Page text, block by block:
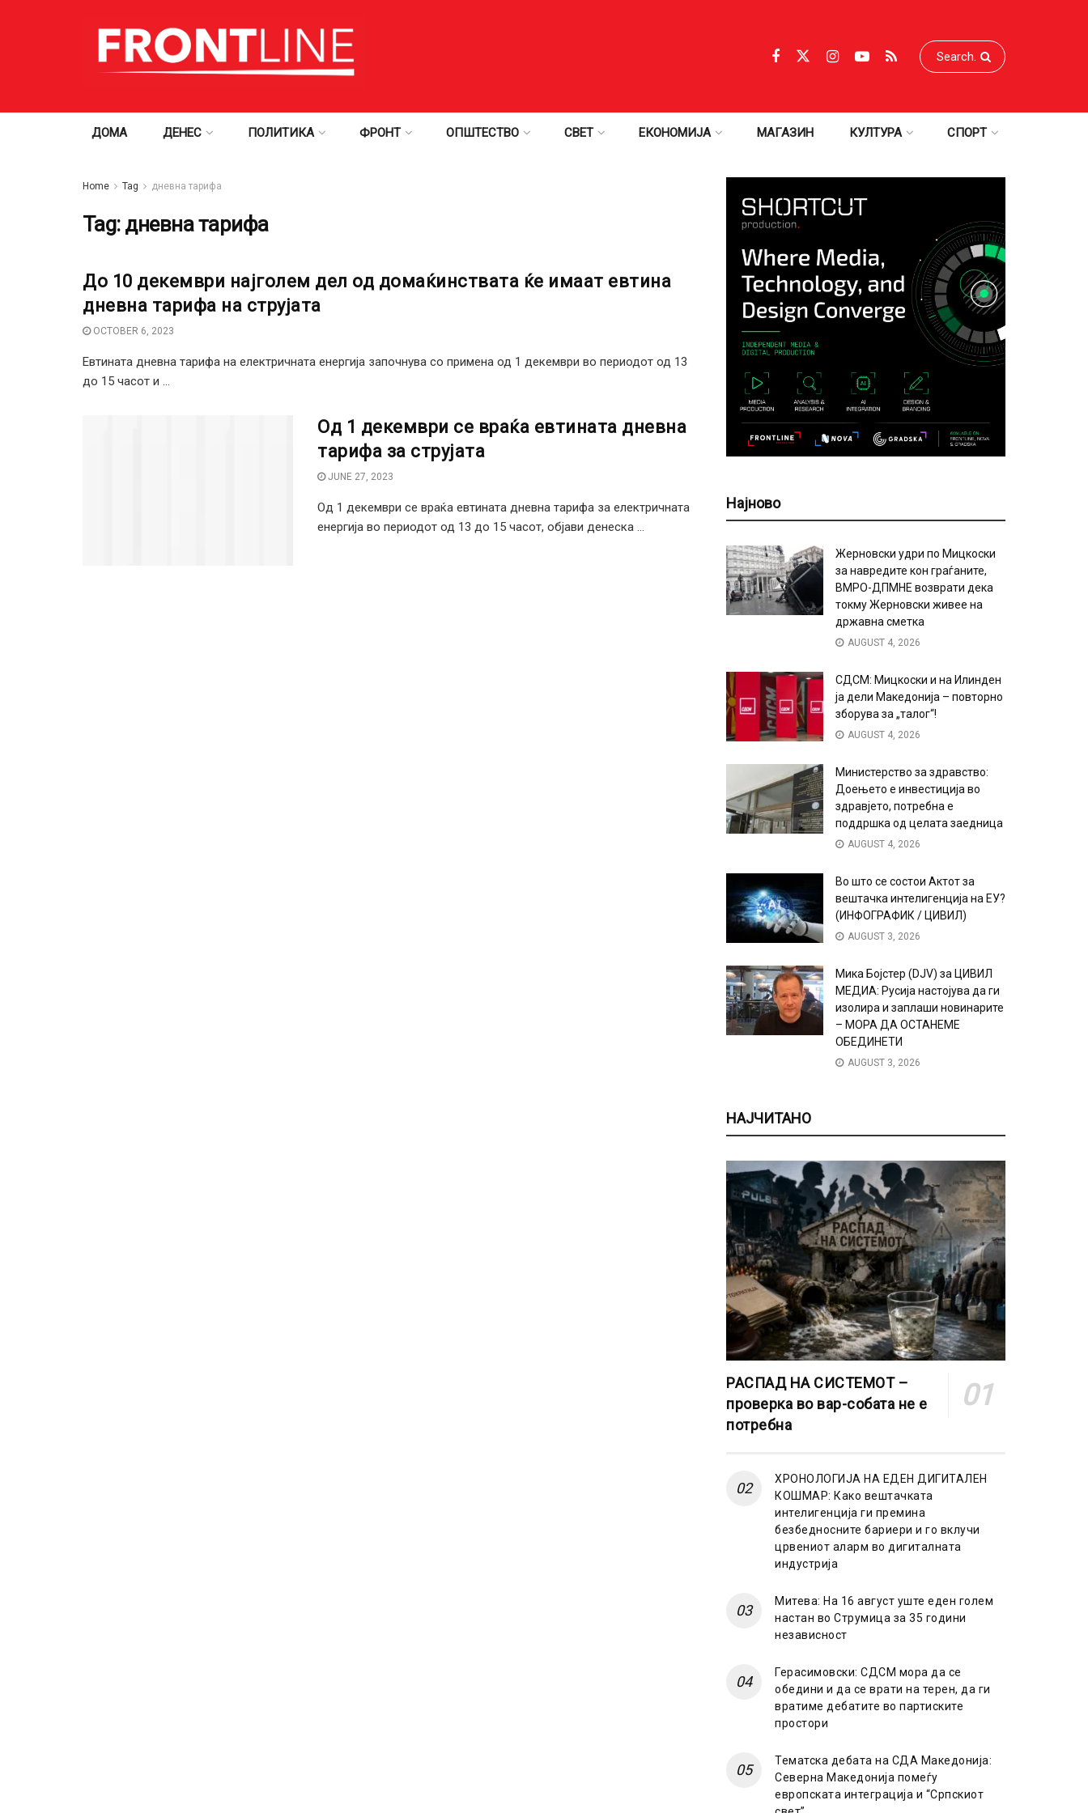
ДОМА ДЕНЕС ПОЛИТИКА ФРОНТ ОПШТЕСТВО СВЕТ ЕКОНОМИЈА МАГАЗИН КУЛТУРА СПОРТ
Home Tag дневна тарифа
Tag: дневна тарифа
До 10 декември најголем дел од домаќинствата ќе имаат евтина
дневна тарифа на струјата
OCTOBER 6, 2023
Евтината дневна тарифа на електричната енергија започнува со примена од 1 декември во периодот од 13
до 15 часот и ...
Од 1 декември се враќа евтината дневна
тарифа за струјата
JUNE 27, 2023
Од 1 декември се враќа евтината дневна тарифа за електричната
енергија во периодот од 13 до 15 часот, објави денеска ...
Најново
Жерновски удри по Мицкоски
за навредите кон граѓаните,
ВМРО-ДПМНЕ возврати дека
токму Жерновски живее на
државна сметка
AUGUST 4, 2026
СДСМ: Мицкоски и на Илинден
ја дели Македонија – повторно
зборува за „талог“!
AUGUST 4, 2026
Министерство за здравство:
Доењето е инвестиција во
здравјето, потребна е
поддршка од целата заедница
AUGUST 4, 2026
Во што се состои Актот за
вештачка интелигенција на ЕУ?
(ИНФОГРАФИК / ЦИВИЛ)
AUGUST 3, 2026
Мика Бојстер (DJV) за ЦИВИЛ
МЕДИА: Русија настојува да ги
изолира и заплаши новинарите
– МОРА ДА ОСТАНЕМЕ
ОБЕДИНЕТИ
AUGUST 3, 2026
НАЈЧИТАНО
РАСПАД НА СИСТЕМОТ –
проверка во вар-собата не е
потребна
ХРОНОЛОГИЈА НА ЕДЕН ДИГИТАЛЕН
КОШМАР: Како вештачката
интелигенција ги премина
безбедносните бариери и го вклучи
црвениот аларм во дигиталната
индустрија
Митева: На 16 август уште еден голем
настан во Струмица за 35 години
независност
Герасимовски: СДСМ мора да се
обедини и да се врати на терен, да ги
вратиме дебатите во партиските
простори
Тематска дебата на СДА Македонија:
Северна Македонија помеѓу
европската интеграција и “Српскиот